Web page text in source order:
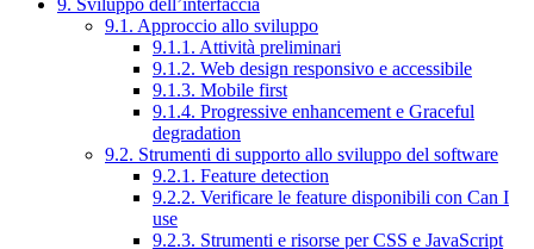
9. Sviluppo dell’interfaccia
9.1. Approccio allo sviluppo
9.1.1. Attività preliminari
9.1.2. Web design responsivo e accessibile
9.1.3. Mobile first
9.1.4. Progressive enhancement e Graceful
degradation
9.2. Strumenti di supporto allo sviluppo del software
9.2.1. Feature detection
9.2.2. Verificare le feature disponibili con Can I
use
9.2.3. Strumenti e risorse per CSS e JavaScript